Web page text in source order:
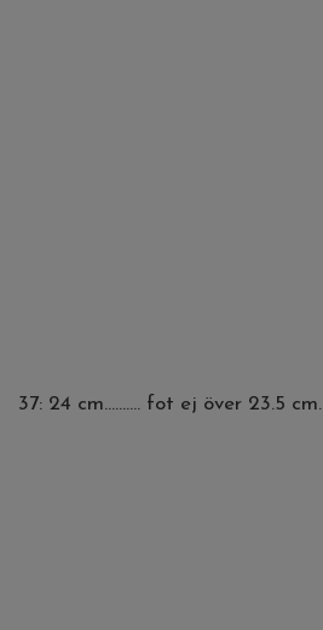
37: 24 cm.......... fot ej över 23.5 cm.